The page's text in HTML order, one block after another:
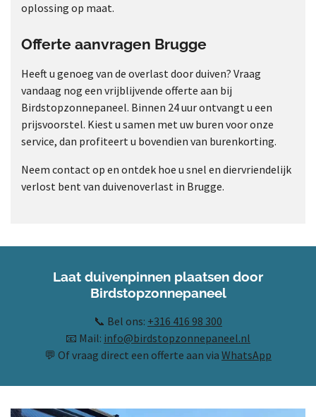
oplossing op maat.
Offerte aanvragen Brugge
Heeft u genoeg van de overlast door duiven? Vraag
vandaag nog een vrijblijvende offerte aan bij
Birdstopzonnepaneel. Binnen 24 uur ontvangt u een
prijsvoorstel. Kiest u samen met uw buren voor onze
service, dan profiteert u bovendien van burenkorting.
Neem contact op en ontdek hoe u snel en diervriendelijk
verlost bent van duivenoverlast in Brugge.
Laat duivenpinnen plaatsen door
Birdstopzonnepaneel
📞 Bel ons: +316 416 98 300
📧 Mail: info@birdstopzonnepaneel.nl
💬 Of vraag direct een offerte aan via WhatsApp